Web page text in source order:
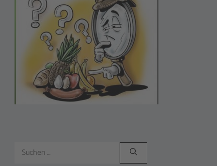
Suchen
nach: